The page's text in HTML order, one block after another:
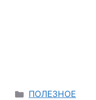
Categories
ПОЛЕЗНОЕ